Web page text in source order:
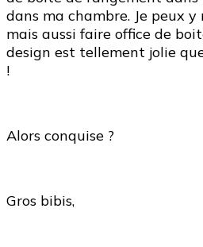
dans ma chambre. Je peux
mais aussi faire office de
design est tellement jolie
!
Alors conquise ?
Gros bibis,